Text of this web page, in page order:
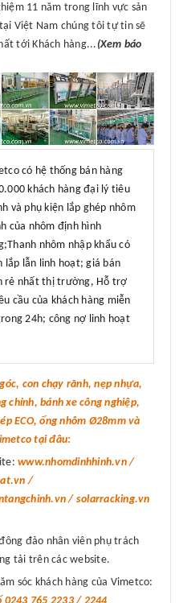
11 năm trong lĩnh vực sản
Việt Nam chúng tôi tự tin sẽ
tới Khách hàng... (Xem báo
có hệ thống bán hàng
khách hàng đại lý tiêu
và phụ kiện lắp ghép nhôm
của nhôm định hình
nhôm nhập khẩu có
lẫn linh hoạt; giá bán
rẻ nhất thị trường, Hỗ trợ
cầu của khách hàng miễn
24h; công nợ linh hoạt
con chạy rãnh, nẹp nhựa,
chỉnh, bánh xe công nghiệp,
ECO, ống nhôm Ø28mm và
tại đâu:
www.nhomdinhhinh.vn /
/
/ solarracking.vn
đảo nhân viên phụ trách
tải trên các website.
sóc khách hàng của Vimetco: